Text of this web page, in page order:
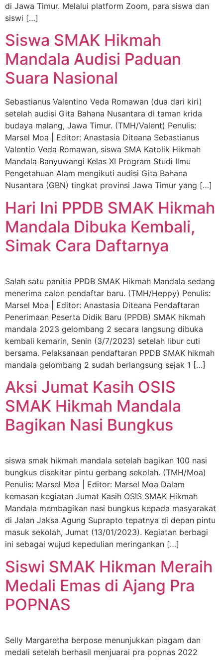
di Jawa Timur. Melalui platform Zoom, para siswa dan
siswi […]
Siswa SMAK Hikmah
Mandala Audisi Paduan
Suara Nasional
Sebastianus Valentino Veda Romawan (dua dari kiri)
setelah audisi Gita Bahana Nusantara di taman krida
budaya malang, Jawa Timur. (TMH/Valent) Penulis:
Marsel Moa | Editor: Anastasia Diteana Sebastianus
Valentio Veda Romawan, siswa SMA Katolik Hikmah
Mandala Banyuwangi Kelas XI Program Studi Ilmu
Pengetahuan Alam mengikuti audisi Gita Bahana
Nusantara (GBN) tingkat provinsi Jawa Timur yang […]
Hari Ini PPDB SMAK Hikmah
Mandala Dibuka Kembali,
Simak Cara Daftarnya
Salah satu panitia PPDB SMAK Hikmah Mandala sedang
menerima calon pendaftar baru. (TMH/Heppy) Penulis:
Marsel Moa | Editor: Anastasia Diteana Pendaftaran
Penerimaan Peserta Didik Baru (PPDB) SMAK hikmah
mandala 2023 gelombang 2 secara langsung dibuka
kembali kemarin, Senin (3/7/2023) setelah libur cuti
bersama. Pelaksanaan pendaftaran PPDB SMAK hikmah
mandala gelombang 2 sudah berlangsung sejak 1 […]
Aksi Jumat Kasih OSIS
SMAK Hikmah Mandala
Bagikan Nasi Bungkus
siswa smak hikmah mandala setelah bagikan 100 nasi
bungkus disekitar pintu gerbang sekolah. (TMH/Moa)
Penulis: Marsel Moa | Editor: Marsel Moa Dalam
kemasan kegiatan Jumat Kasih OSIS SMAK Hikmah
Mandala membagikan nasi bungkus kepada masyarakat
di Jalan Jaksa Agung Suprapto tepatnya di depan pintu
masuk sekolah, Jumat (13/01/2023). Kegiatan berbagi
ini sebagai wujud kepedulian meringankan […]
Siswi SMAK Hikman Meraih
Medali Emas di Ajang Pra
POPNAS
Selly Margaretha berpose menunjukkan piagam dan
medali setelah berhasil menjuarai pra popnas 2022